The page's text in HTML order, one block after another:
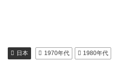
日本 1970年代 1980年代